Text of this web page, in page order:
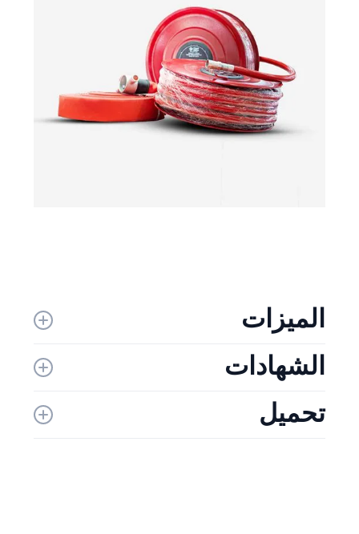
الميزات
· خيارات السترة المفردة والسترة المزدوجة - متوفرة
بأطوالوعروض متنوعة.
للمعايير الدولية.
الشهادات
تحميل